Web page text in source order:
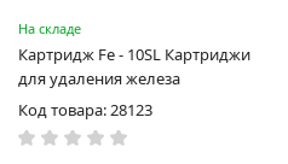
На складе
Картридж Fe - 10SL Картриджи
для удаления железа
Код товара: 28123